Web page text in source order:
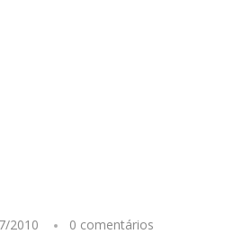
2010 0 comentários